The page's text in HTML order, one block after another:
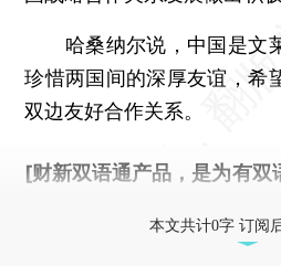
哈桑纳尔说，中国是文
珍惜两国间的深厚友谊，希
双边友好合作关系。
[财新双语通产品，是为有双
本文共计0字 订阅